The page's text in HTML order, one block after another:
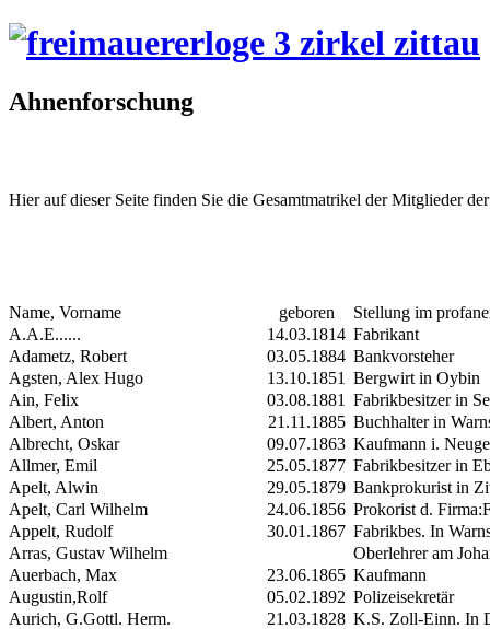
Ahnenforschung
Hier auf dieser Seite finden Sie die Gesamtmatrikel der Mitglieder
Name, Vorname geboren
Stellung im
A.A.E......
14.03.1814 Fabrikant
Adametz, Robert
03.05.1884 Bankvorsteher
Agsten, Alex Hugo
13.10.1851 Bergwirt in Oybin
Ain, Felix
03.08.1881 Fabrikbesitzer in
Albert, Anton
21.11.1885 Buchhalter in
Albrecht, Oskar
09.07.1863 Kaufmann i.
Allmer, Emil
25.05.1877 Fabrikbesitzer in
Apelt, Alwin
29.05.1879 Bankprokurist in
Apelt, Carl Wilhelm
24.06.1856 Prokorist d.
Appelt, Rudolf
30.01.1867 Fabrikbes. In
Arras, Gustav Wilhelm
Oberlehrer am
Auerbach, Max
23.06.1865 Kaufmann
Augustin,Rolf
05.02.1892 Polizeisekretär
Aurich, G.Gottl. Herm.
21.03.1828 K.S. Zoll-Einn. In